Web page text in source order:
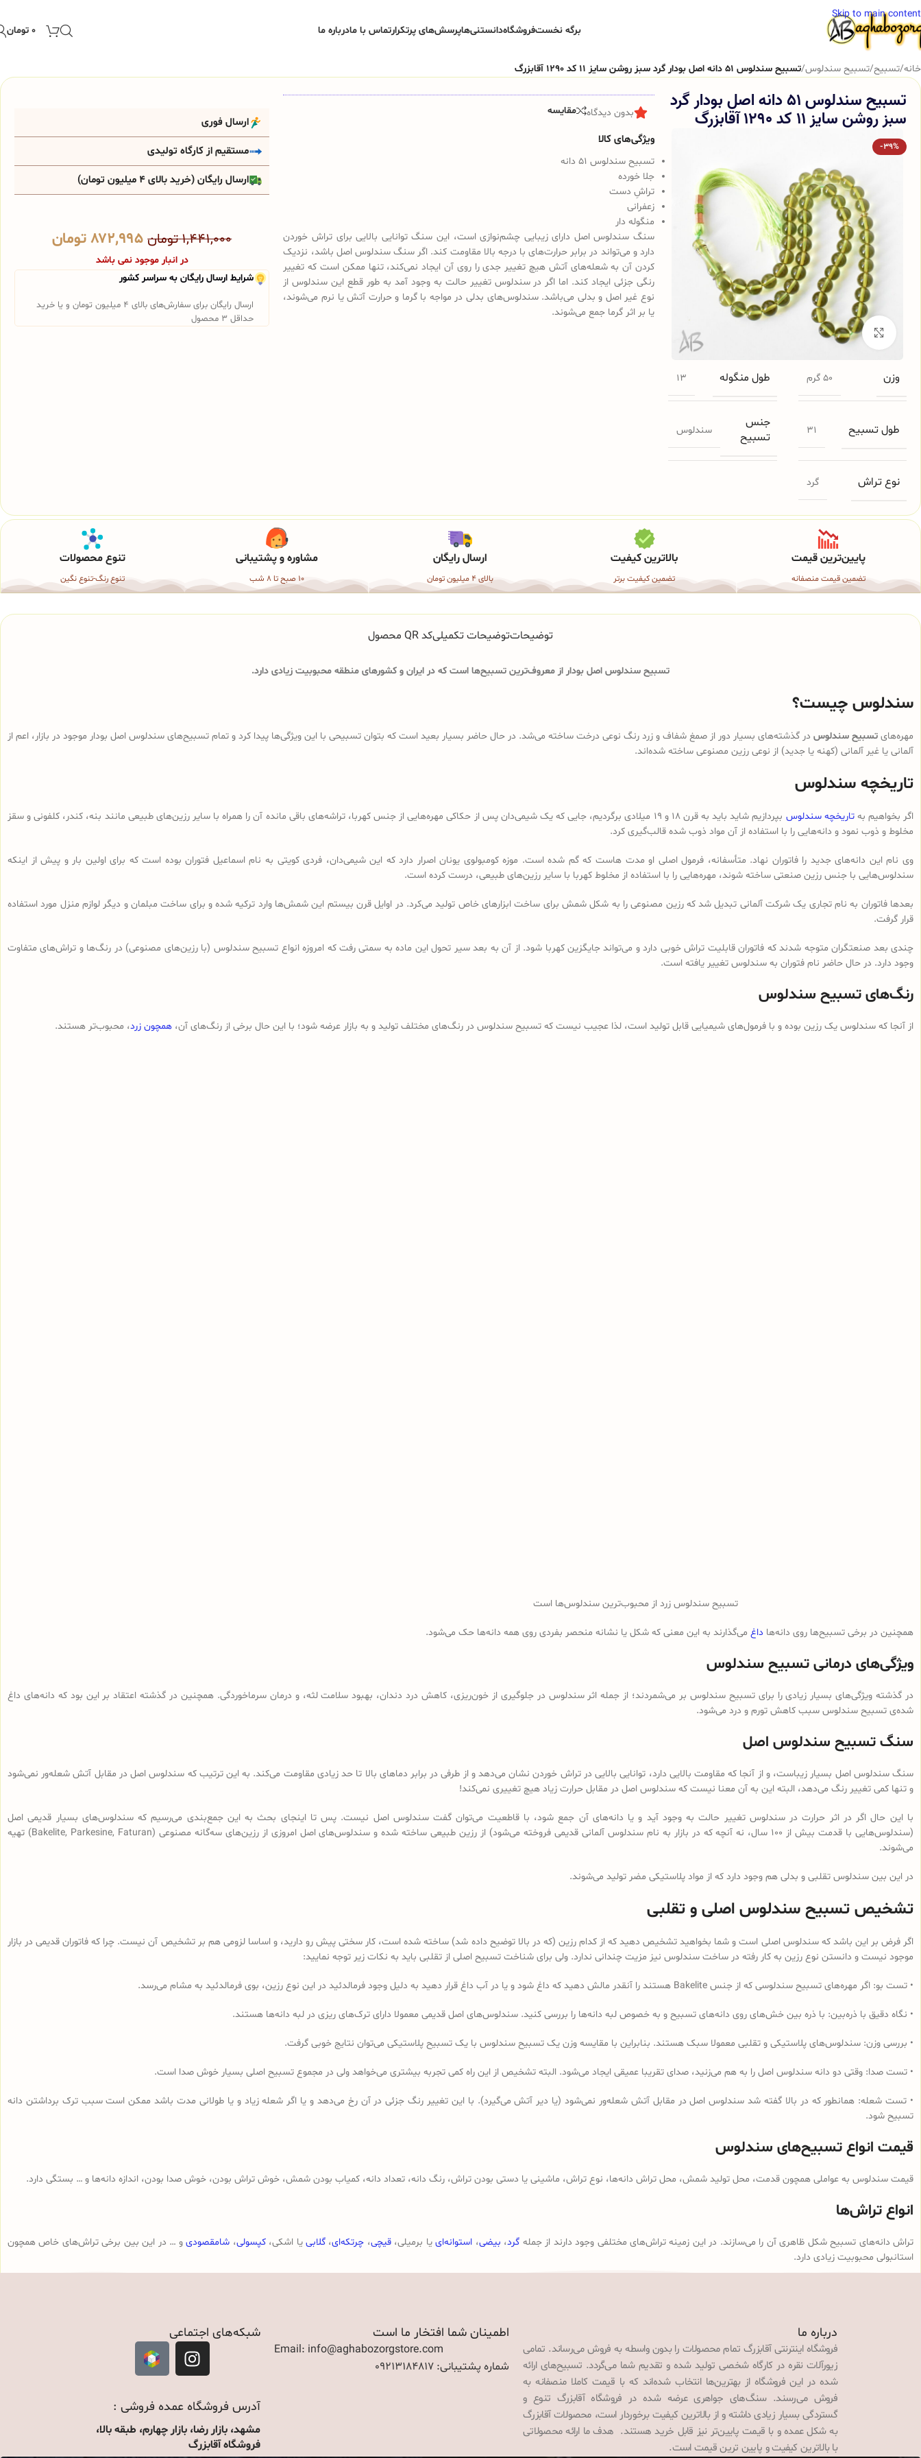
Skip to main content
برگه نخستفروشگاهدانستنی‌هاپرسش‌های پرتکرارتماس با مادرباره ما ۰ تومان
خانه/تسبیح/تسبیح سندلوس/تسبیح سندلوس 51 دانه اصل بودار گرد سبز روشن سایز 11 کد 1290 آقابزرگ
تسبیح سندلوس 51 دانه اصل بودار گرد
سبز روشن سایز 11 کد 1290 آقابزرگ
-39%
برای بزرگنمایی کلیک کنید
وزن 50 گرم طول منگوله 13
طول تسبیح 31
جنس
تسبیح
سندلوس
نوع تراش گرد
بدون دیدگاه مقایسه
ویژگی‌های کالا
تسبیح سندلوس 51 دانه
جلا خورده
تراشِ دست
زعفرانی
منگوله دار
سنگ سندلوس اصل دارای زیبایی چشم‌نوازی است، این سنگ توانایی بالایی برای تراش خوردن
دارد و می‌تواند در برابر حرارت‌های با درجه بالا مقاومت کند. اگر سنگ سندلوس اصل باشد، نزدیک
کردن آن به شعله‌های آتش هیچ تغییر جدی را روی آن ایجاد نمی‌کند، تنها ممکن است که تغییر
رنگی جزئی ایجاد کند. اما اگر در سندلوس تغییر حالت به وجود آمد به طور قطع این سندلوس از
نوع غیر اصل و بدلی می‌باشد. سندلوس‌های بدلی در مواجه با گرما و حرارت آتش یا نرم می‌شوند،
یا بر اثر گرما جمع می‌شوند.
ارسال فوری
مستقیم از کارگاه تولیدی
ارسال رایگان (خرید بالای 4 میلیون تومان)
۱,۴۴۱,۰۰۰تومان ۸۷۲,۹۹۵ تومان
در انبار موجود نمی باشد
شرایط ارسال رایگان به سراسر کشور
ارسال رایگان برای سفارش‌های بالای 4 میلیون تومان و یا خرید
حداقل 3 محصول
پایین‌ترین قیمت
تضمین قیمت منصفانه
بالاترین کیفیت
تضمین کیفیت برتر
ارسال رایگان
بالای 4 میلیون تومان
مشاوره و پشتیبانی
10 صبح تا 8 شب
تنوع محصولات
تنوع رنگ-تنوع نگین
توضیحاتتوضیحات تکمیلیکد QR محصول
تسبیح سندلوس اصل بودار از معروف‌ترین تسبیح‌ها است که در ایران و کشورهای منطقه محبوبیت زیادی دارد.
سندلوس چیست؟
مهره‌های تسبیح سندلوس در گذشته‌های بسیار دور از صمغ شفاف و زرد رنگ نوعی درخت ساخته می‌شد. در حال حاضر بسیار بعید است که بتوان تسبیحی با این ویژگی‌ها پیدا کرد و تمام تسبیح‌های سندلوس‌ اصل بودار موجود در بازار، اعم از
آلمانی یا غیر آلمانی (کهنه یا جدید) از نوعی رزین مصنوعی ساخته شده‌اند.
تاریخچه سندلوس
اگر بخواهیم بهتاریخچه سندلوس
بپردازیم شاید باید به قرن 18 و 19 میلادی برگردیم، جایی که یک شیمی‌دان پس از حکاکی مهره‌هایی از جنس کهربا، تراشه‌های باقی مانده آن را همراه با سایر رزین‌های طبیعی مانند بنه، کندر، کلفونی و سقز
مخلوط و ذوب نمود و دانه‌هایی را با استفاده از آن مواد ذوب شده قالب‌گیری کرد.
وی نام این دانه‌های جدید را فاتوران نهاد. متأسفانه، فرمول اصلی او مدت هاست که گم شده است. موزه کومبولوی یونان اصرار دارد که این شیمی‌دان، فردی کویتی به نام اسماعیل فتوران بوده است که برای اولین بار و پیش از اینکه
سندلوس‌هایی با جنس رزین صنعتی ساخته شوند، مهره‌هایی را با استفاده از مخلوط کهربا با سایر رزین‌های طبیعی، درست کرده است.
بعدها فاتوران به نام تجاری یک شرکت آلمانی تبدیل شد که رزین مصنوعی را به شکل شمش برای ساخت ابزارهای خاص تولید می‌کرد. در اوایل قرن بیستم این شمش‌ها وارد ترکیه شده و برای ساخت مبلمان و دیگر لوازم منزل مورد استفاده
قرار گرفت.
چندی بعد صنعتگران متوجه شدند که فاتوران قابلیت تراش خوبی دارد و می‌تواند جایگزین کهربا شود. از آن به بعد سیر تحول این ماده به سمتی رفت که امروزه انواع تسبیح‌ سندلوس (با رزین‌های مصنوعی) در رنگ‌ها و تراش‌های متفاوت
وجود دارد. در حال حاضر نام فتوران به سندلوس تغییر یافته است.
رنگ‌های تسبیح سندلوس
از آنجا که سندلوس یک رزین بوده و با فرمول‌های شیمیایی قابل تولید است، لذا عجیب نیست که تسبیح سندلوس در رنگ‌های مختلف تولید و به بازار عرضه شود؛ با این حال برخی از رنگ‌های آن، همچون زرد، محبوب‌تر هستند.
تسبیح سندلوس زرد از محبوب‌ترین سندلوس‌ها است
همچنین در برخی تسبیح‌ها روی دانه‌ها داغ می‌گذارند به این معنی که شکل یا نشانه منحصر بفردی روی همه دانه‌ها حک می‌شود.
ویژگی‌های درمانی تسبیح سندلوس
در گذشته ویژگی‌های بسیار زیادی را برای تسبیح سندلوس بر می‌شمردند؛ از جمله اثر سندلوس در جلوگیری از خون‌ریزی، کاهش درد دندان، بهبود سلامت لثه، و درمان سرماخوردگی. همچنین در گذشته اعتقاد بر این بود که دانه‌های داغ
شده‌ی تسبیح سندلوس سبب کاهش تورم و درد می‌شود.
سنگ تسبیح سندلوس اصل
سنگ سندلوس اصل بسیار زیباست، و از آنجا که مقاومت بالایی دارد، توانایی بالایی در تراش خوردن نشان می‌دهد و از طرفی در برابر دماهای بالا تا حد زیادی مقاومت می‌کند. به این ترتیب که سندلوس اصل در مقابل آتش شعله‌ور نمی‌شود
و تنها کمی تغییر رنگ می‌دهد، البته این به آن معنا نیست که سندلوس اصل در مقابل حرارت زیاد هیچ تغییری نمی‌کند!
با این حال اگر در اثر حرارت در سندلوس تغییر حالت به وجود آید و یا دانه‌های آن جمع شود، با قاطعیت می‌توان گفت سندلوس اصل نیست. پس تا اینجای بحث به این جمع‌بندی می‌رسیم که سندلوس‌های بسیار قدیمی اصل
(سندلوس‌هایی با قدمت بیش از 100 سال، نه آنچه که در بازار به نام سندلوس آلمانی قدیمی فروخته می‌شود) از رزین طبیعی ساخته شده و سندلوس‌‌های اصل امروزی از رزین‌های سه‌گانه مصنوعی (Bakelite, Parkesine, Faturan) تهیه
می‌شوند.
در این بین سندلوس تقلبی و بدلی هم وجود دارد که از مواد پلاستیکی مضر تولید می‌شوند.
تشخیص تسبیح سندلوس اصلی و تقلبی
اگر فرض بر این باشد که سندلوس اصلی است و شما بخواهید تشخیص دهید که از کدام رزین (که در بالا توضیح داده شد) ساخته شده است، کار سختی پیش رو دارید، و اساسا لزومی هم بر تشخیص آن نیست. چرا که فاتوران قدیمی در بازار
موجود نیست و دانستن نوع رزین به کار رفته در ساخت سندلوس نیز مزیت چندانی ندارد. ولی برای شناخت تسبیح اصلی از تقلبی باید به نکات زیر توجه نمایید:
• تست بو: اگر مهره‌های تسبیح‌ سندلوسی که از جنس Bakelite هستند را آنقدر مالش دهید که داغ شود و یا در آب داغ قرار دهید به دلیل وجود فرمالدئید در این نوع رزین، بوی فرمالدئید به مشام می‌رسد.
• نگاه دقیق با ذره‌بین: با ذره بین خش‌های روی دانه‌های تسبیح و به خصوص لبه دانه‌ها را بررسی کنید. سندلوس‌های اصل قدیمی معمولا دارای ترک‌های ریزی در لبه دانه‌ها هستند.
• بررسی وزن: سندلوس‌های پلاستیکی و تقلبی معمولا سبک هستند. بنابراین با مقایسه وزن یک تسبیح سندلوس با یک تسبیح پلاستیکی می‌توان نتایج خوبی گرفت.
• تست صدا: وقتی دو دانه سندلوس اصل را به هم می‌زنید، صدای تقریبا عمیقی ایجاد می‌شود. البته تشخیص از این راه کمی تجربه بیشتری می‌خواهد ولی در مجموع تسبیح اصلی بسیار خوش صدا است.
• تست شعله: همانطور که در بالا گفته شد سندلوس اصل در مقابل آتش شعله‌ور نمی‌شود (یا دیر آتش می‌گیرد). با این تغییر رنگ جزئی در آن رخ می‌دهد و یا اگر شعله زیاد و یا طولانی مدت باشد ممکن است سبب ترک برداشتن دانه
تسبیح شود.
قیمت انواع تسبیح‌های سندلوس
قیمت سندلوس به عواملی همچون قدمت، محل تولید شمش، محل تراش دانه‌ها، نوع تراش، ماشینی یا دستی بودن تراش، رنگ دانه، تعداد دانه، کمیاب بودن شمش، خوش تراش بودن، خوش صدا بودن، اندازه دانه‌ها و … بستگی دارد.
انواع تراش‌ها
تراش دانه‌های تسبیح شکل ظاهری آن را می‌سازند. در این زمینه تراش‌های مختلفی وجود دارند از جمله گرد، بیضی، استوانه‌اییا برمیلی،قیچی، چرتکه‌ای، گلابی یا اشکی،کپسولی، شامقصودیو … در این بین برخی تراش‌های خاص همچون
استانبولی محبوبیت زیادی دارد.
درباره ما
فروشگاه اینترنتی آقابزرگ تمام محصولات را بدون واسطه به فروش می‌رساند. تمامی
زیورآلات نقره در کارگاه شخصی تولید شده و تقدیم شما می‌گردد. تسبیح‌های ارائه
شده در این فروشگاه از بهترین‌ها انتخاب شده‌اند که با قیمت کاملا منصفانه به
فروش می‌رسند. سنگ‌های جواهری عرضه شده در فروشگاه آقابزرگ تنوع و
گستردگی بسیار زیادی داشته و از بالاترین کیفیت برخوردار است، محصولات آقابزرگ
به شکل عمده و با قیمت پایین‌تر نیز قابل خرید هستند. هدف ما ارائه محصولاتی
با بالاترین کیفیت و پایین ترین قیمت است.
اطمینان شما افتخار ما است
Email: info@aghabozorgstore.com
شماره پشتیبانی: 09213184817
شبکه‌های اجتماعی
آدرس فروشگاه عمده فروشی :
مشهد، بازار رضا، بازار چهارم، طبقه بالا،
فروشگاه آقابزرگ